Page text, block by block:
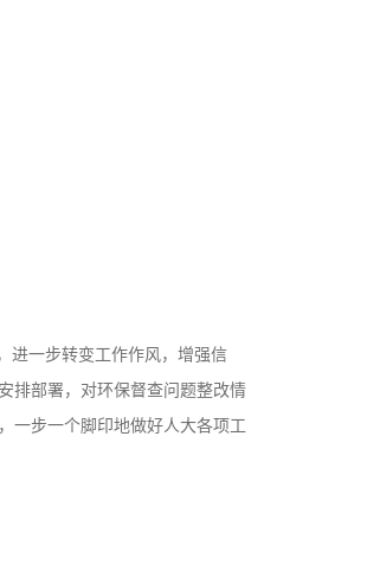
进一步转变工作作风，增强信
排部署，对环保督查问题整改情
一步一个脚印地做好人大各项工